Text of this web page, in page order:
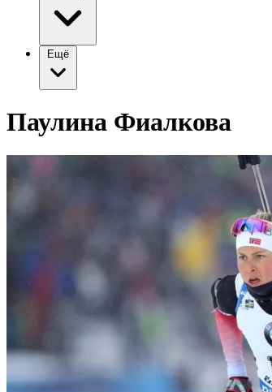
Ещё
Паулина Фиалкова